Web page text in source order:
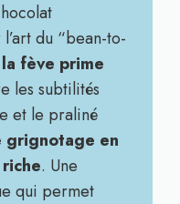
du “bean-to-
fève prime
les subtilités
et le praliné
grignotage en
. Une
qui permet